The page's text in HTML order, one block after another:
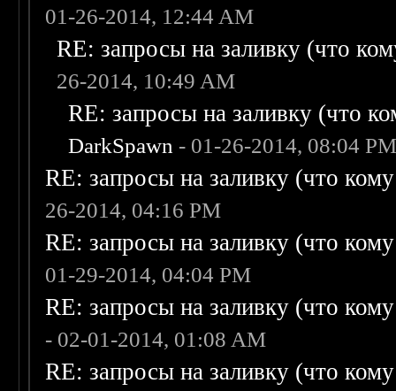
01-26-2014, 12:44 AM
RE: запросы на заливку (что
26-2014, 10:49 AM
RE: запросы на заливку (что
DarkSpawn - 01-26-2014, 08:04
RE: запросы на заливку (что
26-2014, 04:16 PM
RE: запросы на заливку (что
01-29-2014, 04:04 PM
RE: запросы на заливку (что
- 02-01-2014, 01:08 AM
RE: запросы на заливку (что